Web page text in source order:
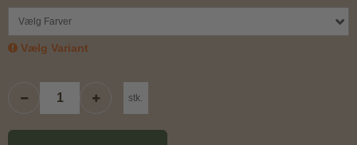
Vælg Farver
Vælg Variant
stk.